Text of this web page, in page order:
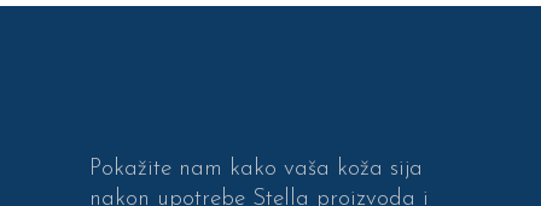
Pokažite nam kako vaša koža sija
nakon upotrebe Stella proizvoda i